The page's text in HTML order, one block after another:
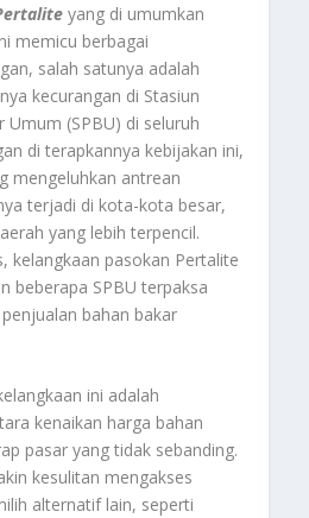
yang di umumkan
memicu berbagai
salah satunya adalah
kecurangan di Stasiun
Umum (SPBU) di seluruh
di terapkannya kebijakan ini,
mengeluhkan antrean
terjadi di kota-kota besar,
yang lebih terpencil.
kelangkaan pasokan Pertalite
beberapa SPBU terpaksa
bahan bakar
ini adalah
kenaikan harga bahan
pasar yang tidak sebanding.
kesulitan mengakses
alternatif lain, seperti